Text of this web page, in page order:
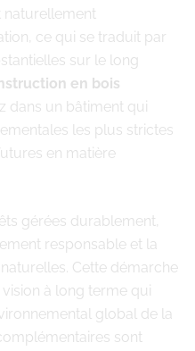
naturellement
ce qui se traduit par
sur le long
en bois
dans un bâtiment qui
les plus strictes
en matière
gérées durablement,
responsable et la
Cette démarche
à long terme qui
global de la
sont